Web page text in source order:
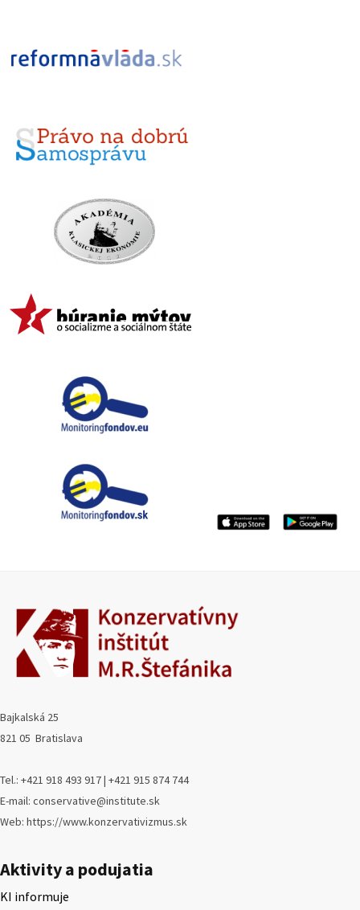
Bajkalská 25
821 05 Bratislava
Tel.: +421 918 493 917 | +421 915 874 744
E-mail: conservative@institute.sk
Web: https://www.konzervativizmus.sk
Aktivity a podujatia
KI informuje